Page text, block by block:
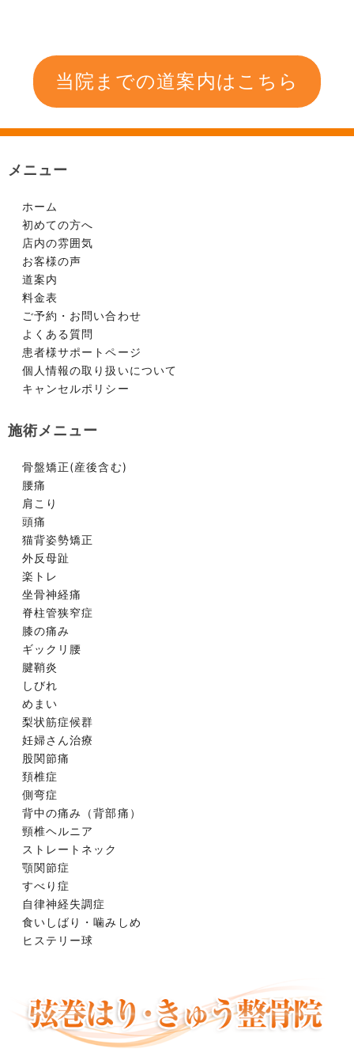
当院までの道案内はこちら
メニュー
ホーム
初めての方へ
店内の雰囲気
お客様の声
道案内
料金表
ご予約・お問い合わせ
よくある質問
患者様サポートページ
個人情報の取り扱いについて
キャンセルポリシー
施術メニュー
骨盤矯正(産後含む)
腰痛
肩こり
頭痛
猫背姿勢矯正
外反母趾
楽トレ
坐骨神経痛
脊柱管狭窄症
膝の痛み
ギックリ腰
腱鞘炎
しびれ
めまい
梨状筋症候群
妊婦さん治療
股関節痛
頚椎症
側弯症
背中の痛み（背部痛）
頸椎ヘルニア
ストレートネック
顎関節症
すべり症
自律神経失調症
食いしばり・噛みしめ
ヒステリー球